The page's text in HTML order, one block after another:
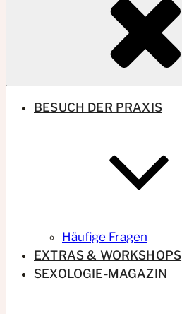
BESUCH DER PRAXIS
Häufige Fragen
EXTRAS & WORKSHOPS
SEXOLOGIE-MAGAZIN